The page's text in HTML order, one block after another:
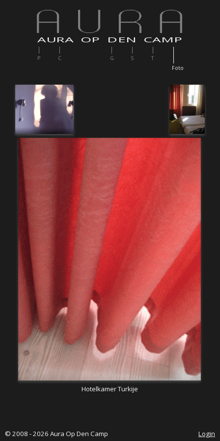
AURA OP DEN CAMP
P C G S
T
Foto
Hotelkamer Turkije
© 2008 - 2026 Aura Op Den Camp Login